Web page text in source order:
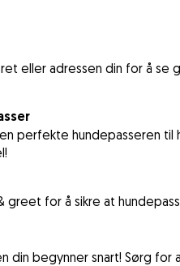
eller adressen din for å se
perfekte hundepasseren til
greet for å sikre at
din begynner snart! Sørg